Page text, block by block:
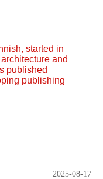
started in
and
published
publishing
2025-08-17